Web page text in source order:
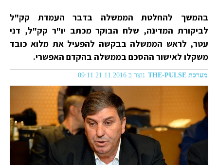
בהמשך להחלטת הממשלה בדבר העמדת קק"ל
לביקורת המדינה, שלח הבוקר מכתב יו"ר קק"ל, דני
עטר, לראש הממשלה בבקשה להפעיל את מלוא כובד
משקלו לאישור ההסכם בממשלה בהקדם האפשרי.
מערכת THE-PULSE נוצר ב 21.11.2016 09:11